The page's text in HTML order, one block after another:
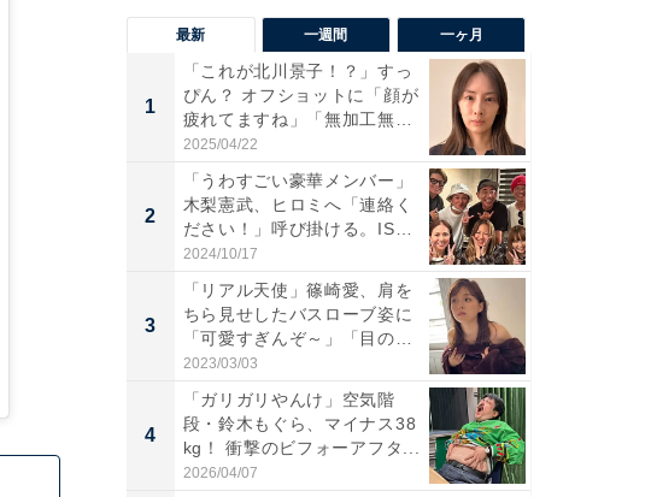
最新 一週間 一ヶ月
1
「これが北川景子！？」すっ
ぴん？ オフショットに「顔が
疲れてますね」「無加工無
表...
2025/04/22
2
「うわすごい豪華メンバー」
木梨憲武、ヒロミへ「連絡く
ださい！」呼び掛ける。IS
S...
2024/10/17
3
「リアル天使」篠崎愛、肩を
ちら見せしたバスローブ姿に
「可愛すぎんぞ～」「目の表
情...
2023/03/03
4
「ガリガリやんけ」空気階
段・鈴木もぐら、マイナス38
kg！ 衝撃のビフォーアフタ...
2026/04/07